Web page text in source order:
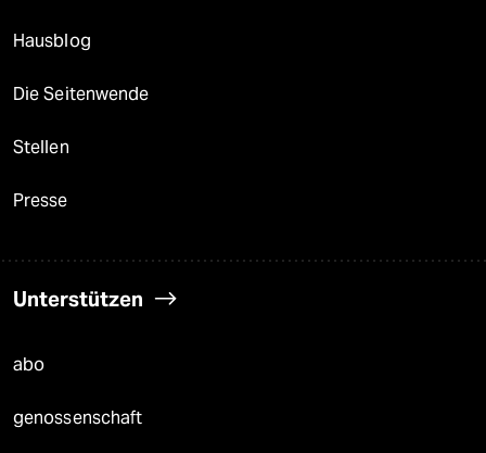
Hausblog
Die Seitenwende
Stellen
Presse
Unterstützen
abo
genossenschaft